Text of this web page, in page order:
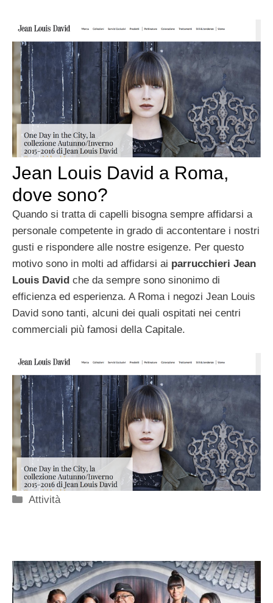
Jean Louis David a Roma,
dove sono?
Quando si tratta di capelli bisogna sempre affidarsi a
personale competente in grado di accontentare i nostri
gusti e rispondere alle nostre esigenze. Per questo
motivo sono in molti ad affidarsi ai parrucchieri Jean
Louis David che da sempre sono sinonimo di
efficienza ed esperienza. A Roma i negozi Jean Louis
David sono tanti, alcuni dei quali ospitati nei centri
commerciali più famosi della Capitale.
Categorie
Attività